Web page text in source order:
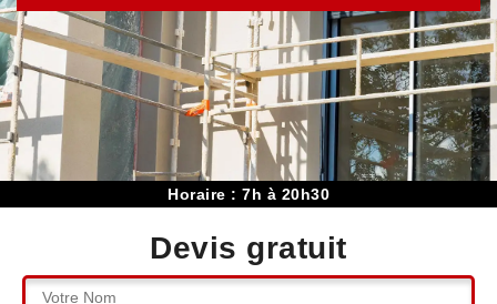
Horaire : 7h à 20h30
Devis gratuit